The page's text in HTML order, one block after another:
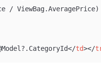
/
</td></